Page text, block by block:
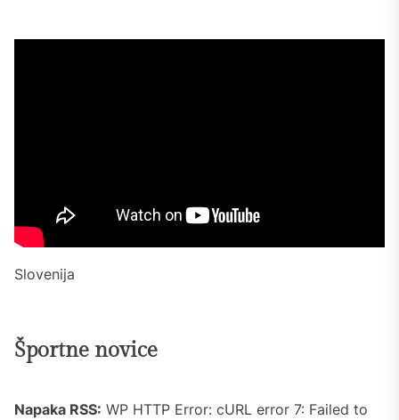
Slovenija
Športne novice
Napaka RSS: WP HTTP Error: cURL error 7: Failed to